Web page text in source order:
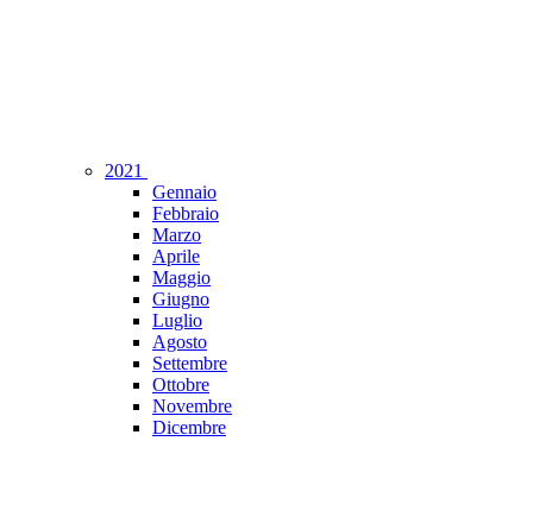
2021
Gennaio
Febbraio
Marzo
Aprile
Maggio
Giugno
Luglio
Agosto
Settembre
Ottobre
Novembre
Dicembre